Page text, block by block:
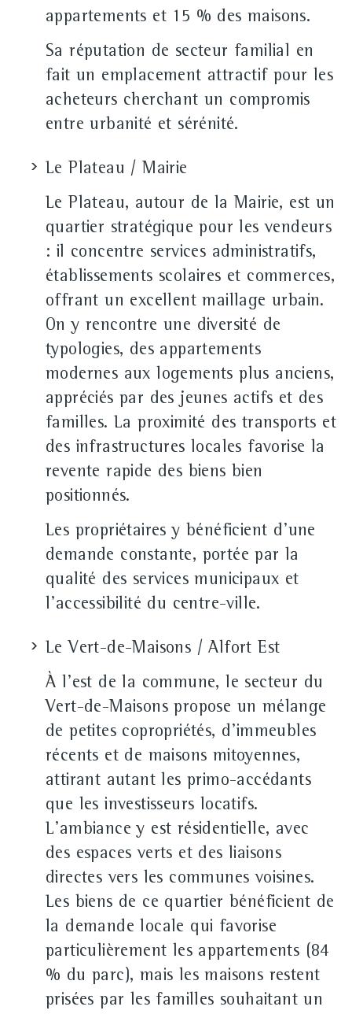
appartements et 15 % des maisons.
Sa réputation de secteur familial en
fait un emplacement attractif pour les
acheteurs cherchant un compromis
entre urbanité et sérénité.
Le Plateau / Mairie
Le Plateau, autour de la Mairie, est un
quartier stratégique pour les vendeurs
: il concentre services administratifs,
établissements scolaires et commerces,
offrant un excellent maillage urbain.
On y rencontre une diversité de
typologies, des appartements
modernes aux logements plus anciens,
appréciés par des jeunes actifs et des
familles. La proximité des transports et
des infrastructures locales favorise la
revente rapide des biens bien
positionnés.
Les propriétaires y bénéficient d'une
demande constante, portée par la
qualité des services municipaux et
l'accessibilité du centre-ville.
Le Vert-de-Maisons / Alfort Est
À l'est de la commune, le secteur du
Vert-de-Maisons propose un mélange
de petites copropriétés, d'immeubles
récents et de maisons mitoyennes,
attirant autant les primo-accédants
que les investisseurs locatifs.
L'ambiance y est résidentielle, avec
des espaces verts et des liaisons
directes vers les communes voisines.
Les biens de ce quartier bénéficient de
la demande locale qui favorise
particulièrement les appartements (84
% du parc), mais les maisons restent
prisées par les familles souhaitant un